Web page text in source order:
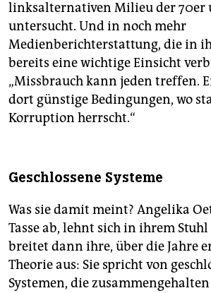
linksalternativen Milieu der 70er
untersucht. Und in noch mehr
Medienberichterstattung, die in
bereits eine wichtige Einsicht
„Missbrauch kann jeden treffen.
dort günstige Bedingungen, wo
Korruption herrscht.“
Geschlossene Systeme
Was sie damit meint? Angelika
Tasse ab, lehnt sich in ihrem
breitet dann ihre, über die Jahre
Theorie aus: Sie spricht von
Systemen, die